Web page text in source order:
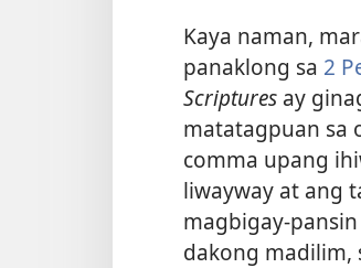
Kaya naman,
panaklong sa 2
Scriptures ay
matatagpuan sa
comma upang
liwayway at ang
magbigay-
dakong madilim,